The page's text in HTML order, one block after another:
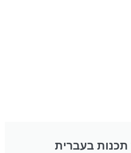
תכנות בעברית